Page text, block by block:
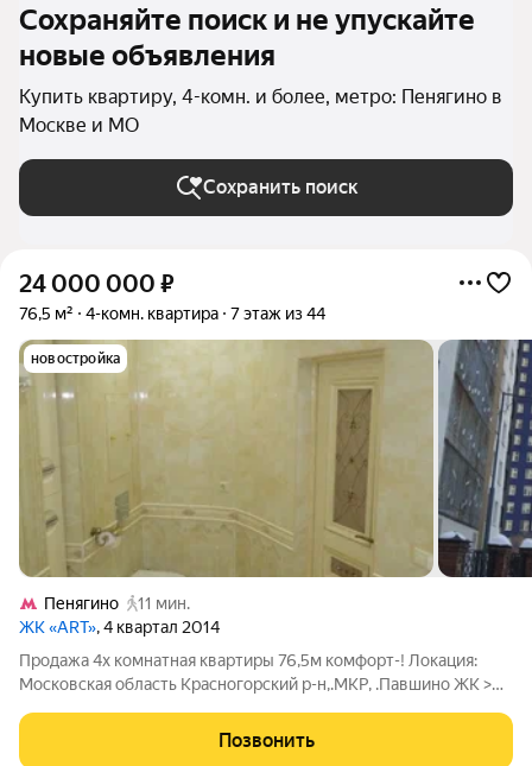
Сохраняйте поиск и не упускайте
новые объявления
Купить квартиру, 4-комн. и более, метро: Пенягино в
Москве и МО
Сохранить поиск
24 000 000 ₽
76,5 м² 4-комн. квартира 7 этаж из 44
новостройка
Пенягино
11 мин.
ЖК «ART», 4 квартал 2014
Продажа 4х комнатная квартиры 76,5м комфорт-! Локация:
Московская область Красногорский р-н,.МКР, .Павшино ЖК >
планировка: прихожая 5 м ,кухня 24м, гостиная 24 м,спальня 9
м, спальня 16,5 м,
Позвонить